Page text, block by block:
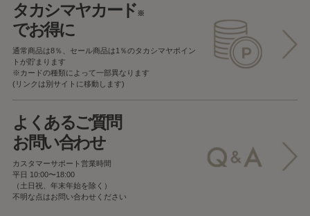
タカシマヤカード※
でお得に
通常商品は8％、セール商品は1％のタカシマヤポイン
トが貯まります
※カードの種類によって一部異なります
(リンクは別サイトに移動します)
よくあるご質問
お問い合わせ
カスタマーサポート営業時間
平日 10:00〜18:00
（土日祝、年末年始を除く）
不明な点はお問い合わせください